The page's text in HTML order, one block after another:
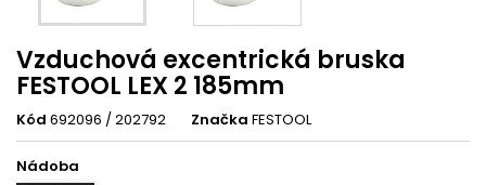
Vzduchová excentrická bruska
FESTOOL LEX 2 185mm
Kód 692096 / 202792 Značka FESTOOL
Nádoba